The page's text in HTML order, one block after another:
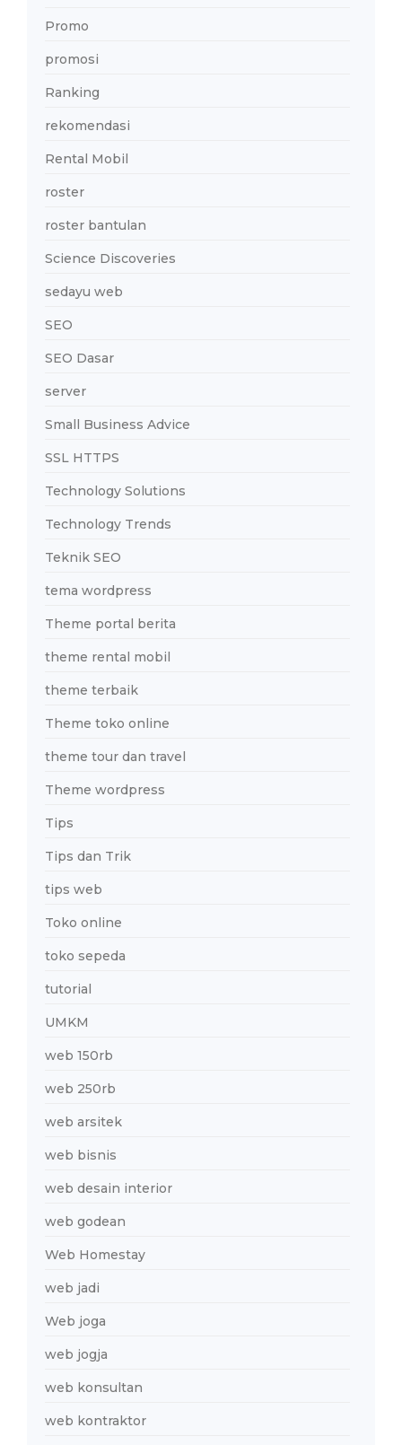
Promo
promosi
Ranking
rekomendasi
Rental Mobil
roster
roster bantulan
Science Discoveries
sedayu web
SEO
SEO Dasar
server
Small Business Advice
SSL HTTPS
Technology Solutions
Technology Trends
Teknik SEO
tema wordpress
Theme portal berita
theme rental mobil
theme terbaik
Theme toko online
theme tour dan travel
Theme wordpress
Tips
Tips dan Trik
tips web
Toko online
toko sepeda
tutorial
UMKM
web 150rb
web 250rb
web arsitek
web bisnis
web desain interior
web godean
Web Homestay
web jadi
Web joga
web jogja
web konsultan
web kontraktor